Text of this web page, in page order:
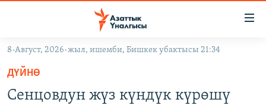
Навигацияга
өтүңүз
Издөөгө
салыңыз
ЖАҢЫЛЫКТАР
ДҮЙНӨ
8-Август, 2026-жыл, ишемби, Бишкек убактысы 21:34
ДҮЙНӨ
Сенцовдун жүз күндүк күрөшү